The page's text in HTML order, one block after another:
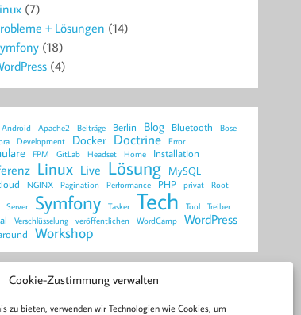
Cookie-Zustimmung verwalten
zu bieten, verwenden wir Technologien wie Cookies, um
(7)
+ Lösungen (14)
(18)
(4)
Android Apache2 Beiträge Berlin Blog Bluetooth
Bose
Development Docker Doctrine Error
FPM GitLab Headset Home Installation
Linux Live Lösung MySQL
NGINX Pagination Performance PHP privat
Root
Server Symfony Tasker Tech Tool Treiber
Verschlüsselung veröffentlichen WordCamp WordPress
Workshop
GitHub